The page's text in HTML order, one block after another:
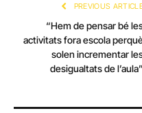
PREVIOUS
“Hem de pensar bé
activitats fora escola
solen incrementar
desigualtats de l’aula”